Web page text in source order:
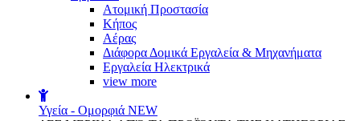
Aτομική Προστασία
Kήπος
Αέρας
Διάφορα Δομικά Εργαλεία & Μηχανήματα
Εργαλεία Ηλεκτρικά
view more
Υγεία - Ομορφιά NEW